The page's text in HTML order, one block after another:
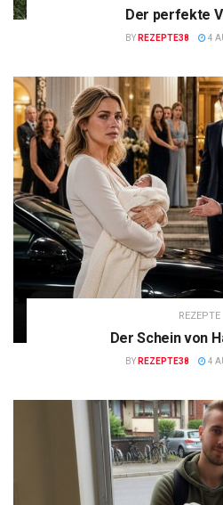
Der perfekte
BY REZEPTE38 4
REZEPTE
Der Schein von
BY REZEPTE38 4